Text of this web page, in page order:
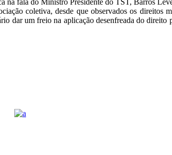
coletiva, desde que observados os direitos
dar um freio na aplicação desenfreada do